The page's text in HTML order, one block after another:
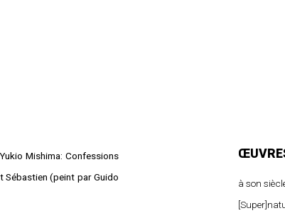
Mishima: Confessions
Sébastien (peint par Guido
à son